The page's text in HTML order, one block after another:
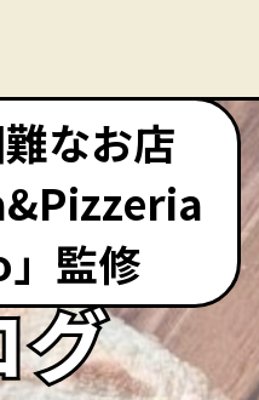
なお店
監修
グ
グ